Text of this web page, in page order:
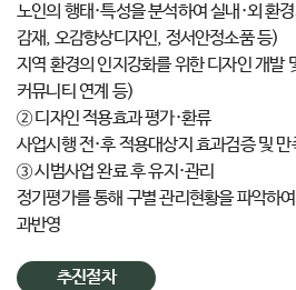
노인의 행태·특성을 분석하여 실내·외 환
감재, 오감향상디자인, 정서안정소품 등)
지역 환경의 인지강화를 위한 디자인 개발
커뮤니티 연계 등)
② 디자인 적용효과 평가·환류
사업시행 전·후 적용대상지 효과검증 및
③ 시범사업 완료 후 유지·관리
정기평가를 통해 구별 관리현황을 파악하
과반영
추진절차